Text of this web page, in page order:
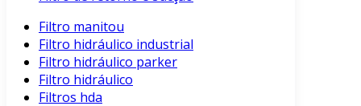
Filtro manitou
Filtro hidráulico industrial
Filtro hidráulico parker
Filtro hidráulico
Filtros hda